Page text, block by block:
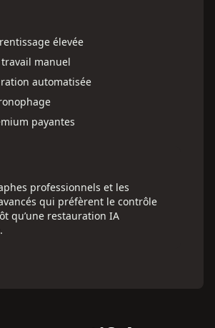
élevée
manuel
automatisée
payantes
professionnels et les
qui préfèrent le contrôle
qu’une restauration IA